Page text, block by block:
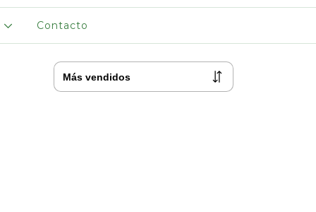
Contacto